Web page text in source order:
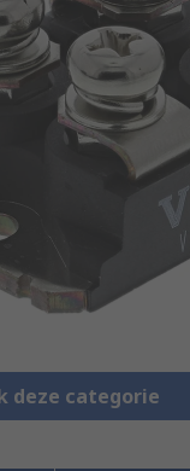
deze categorie